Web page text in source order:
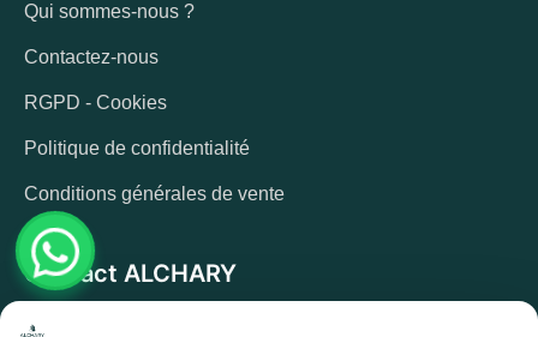
Qui sommes-nous ?
Contactez-nous
RGPD - Cookies
Politique de confidentialité
Conditions générales de vente
Contact ALCHARY
Adresse :